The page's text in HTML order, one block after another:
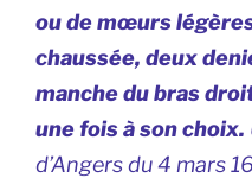
ou de mœurs
chaussée, deux
manche du bras
une fois à son choix.
d’Angers du 4 mars